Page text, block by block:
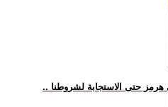
هرمز حتى الاستجابة لشروطنا